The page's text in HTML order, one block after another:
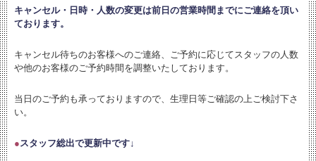
キャンセル・日時・人数の変更は前日の営業時間までにご連絡を頂い
ております。
キャンセル待ちのお客様へのご連絡、ご予約に応じてスタッフの人数
や他のお客様のご予約時間を調整いたしております。
当日のご予約も承っておりますので、生理日等ご確認の上ご検討下さ
い。
●スタッフ総出で更新中です↓